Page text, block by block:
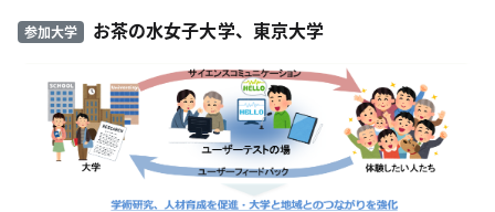
参加大学 お茶の水女子大学、東京大学